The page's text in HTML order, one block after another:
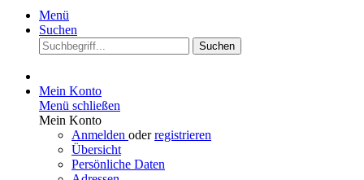
Menü
Suchen
Suchen
Mein Konto
Menü schließen
Mein Konto
Anmelden oderregistrieren
Übersicht
Persönliche Daten